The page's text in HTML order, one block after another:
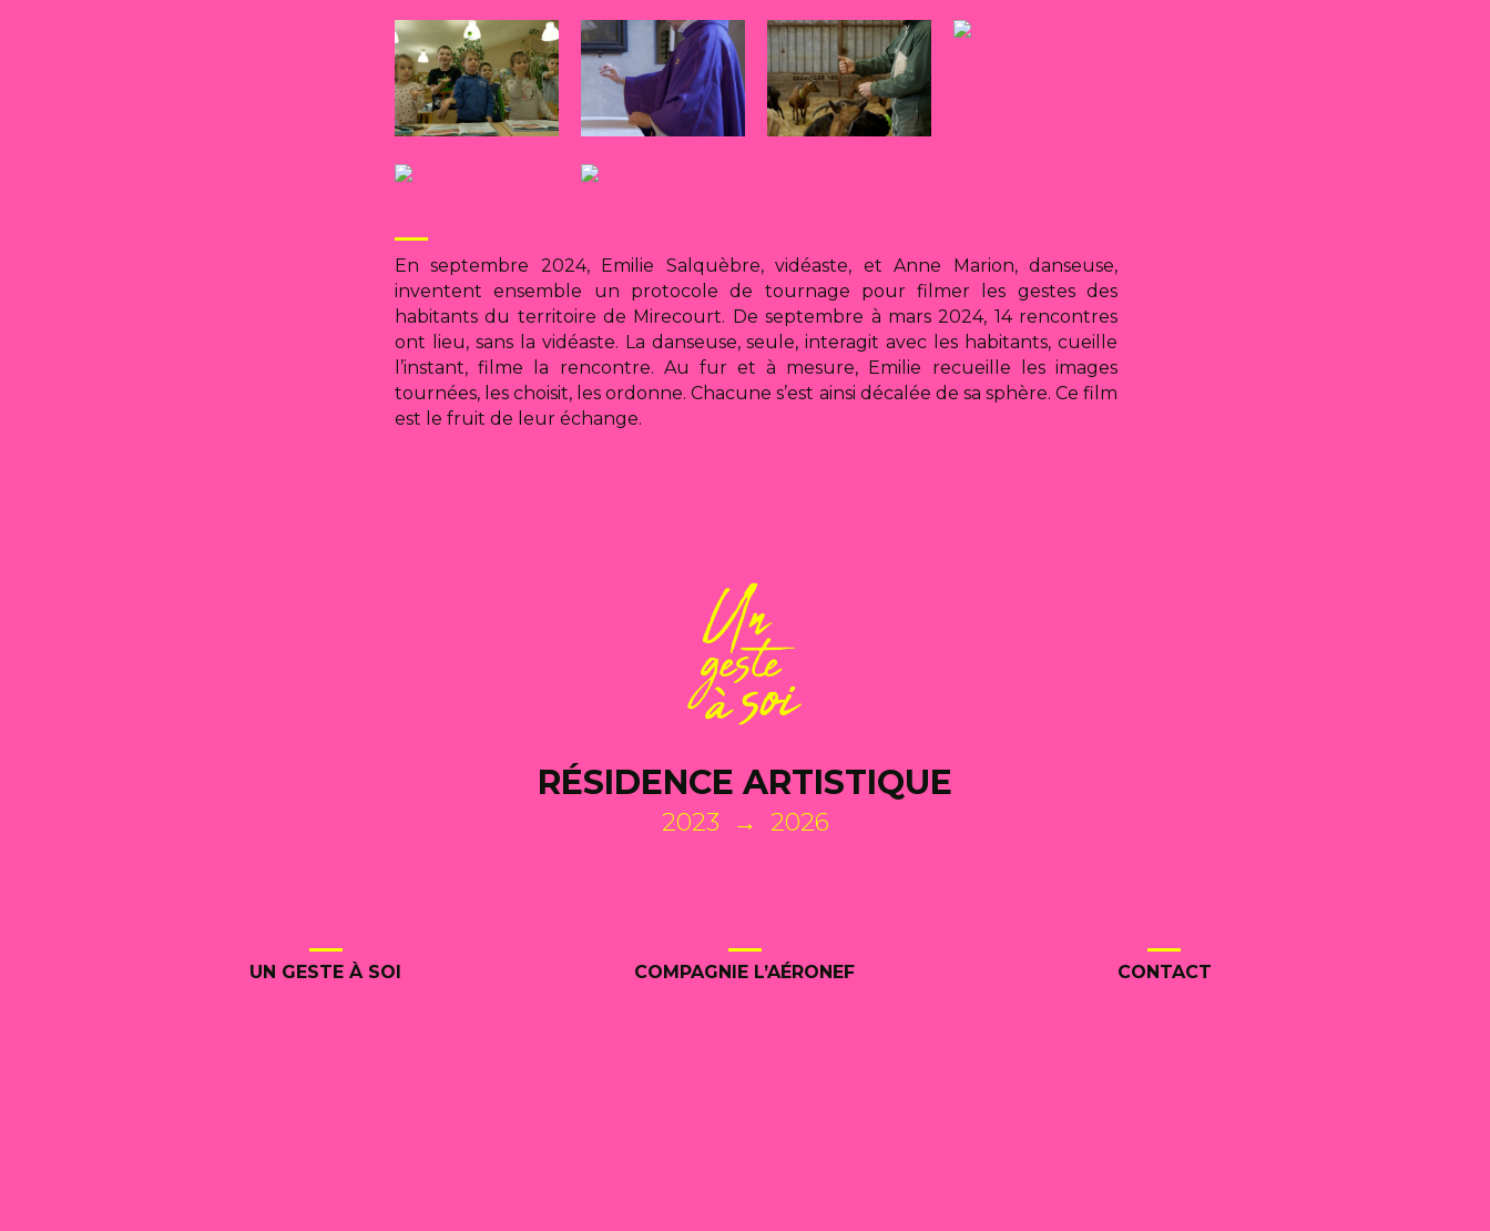
En septembre 2024, Emilie Salquèbre, vidéaste, et Anne Marion, danseuse,
inventent ensemble un protocole de tournage pour filmer les gestes des
habitants du territoire de Mirecourt. De septembre à mars 2024, 14 rencontres
ont lieu, sans la vidéaste. La danseuse, seule, interagit avec les habitants, cueille
l’instant, filme la rencontre. Au fur et à mesure, Emilie recueille les images
tournées, les choisit, les ordonne. Chacune s’est ainsi décalée de sa sphère. Ce film
est le fruit de leur échange.
RÉSIDENCE ARTISTIQUE
2023 → 2026
UN GESTE À SOI COMPAGNIE L’AÉRONEF CONTACT